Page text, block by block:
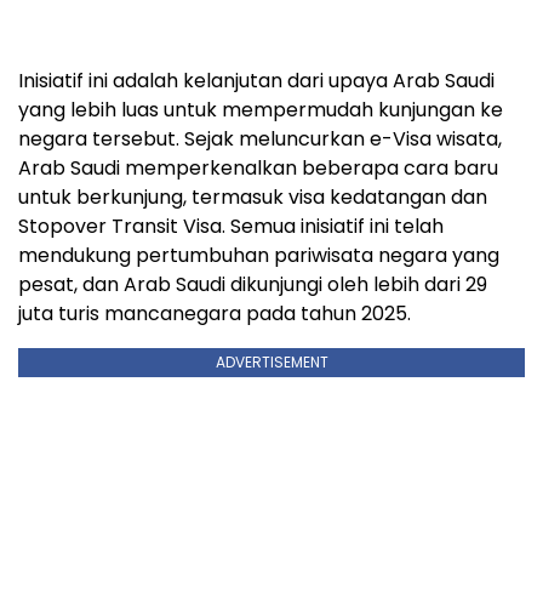
Inisiatif ini adalah kelanjutan dari upaya Arab Saudi
yang lebih luas untuk mempermudah kunjungan ke
negara tersebut. Sejak meluncurkan e-Visa wisata,
Arab Saudi memperkenalkan beberapa cara baru
untuk berkunjung, termasuk visa kedatangan dan
Stopover Transit Visa. Semua inisiatif ini telah
mendukung pertumbuhan pariwisata negara yang
pesat, dan Arab Saudi dikunjungi oleh lebih dari 29
juta turis mancanegara pada tahun 2025.
ADVERTISEMENT